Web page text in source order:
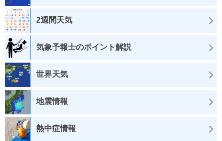
2週間天気
気象予報士のポイント解説
世界天気
地震情報
熱中症情報